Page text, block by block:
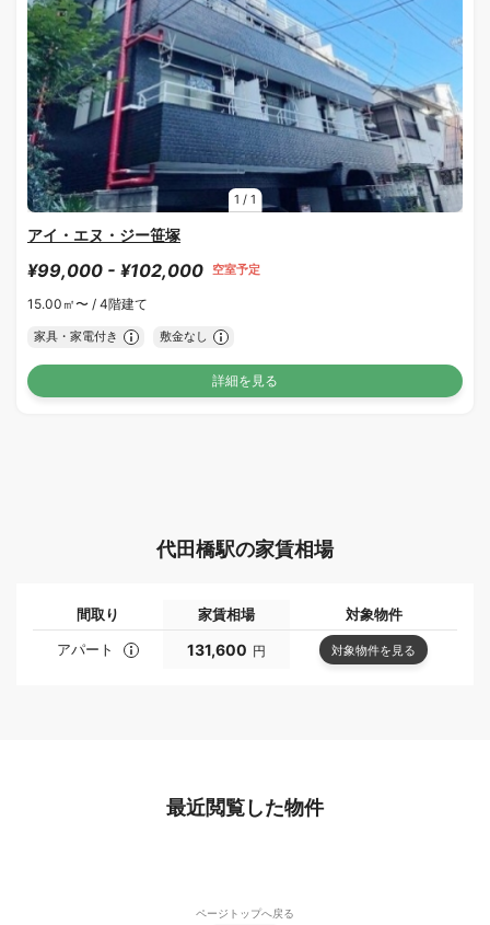
1 / 1
アイ・エヌ・ジー笹塚
¥99,000 - ¥102,000 空室予定
15.00㎡〜 / 4階建て
家具・家電付き 敷金なし
詳細を見る
代田橋駅の家賃相場
間取り 家賃相場
対象物件
アパート
131,600 円 対象物件を見る
最近閲覧した物件